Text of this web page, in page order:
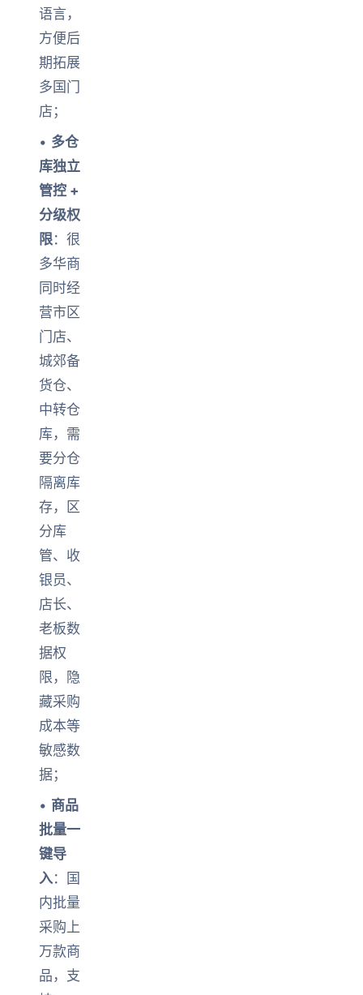
语言，
方便后
期拓展
多国门
店；
• 多仓
库独立
管控 +
分级权
限：很
多华商
同时经
营市区
门店、
城郊备
货仓、
中转仓
库，需
要分仓
隔离库
存，区
分库
管、收
银员、
店长、
老板数
据权
限，隐
藏采购
成本等
敏感数
据；
• 商品
批量一
键导
入：国
内批量
采购上
万款商
品，支